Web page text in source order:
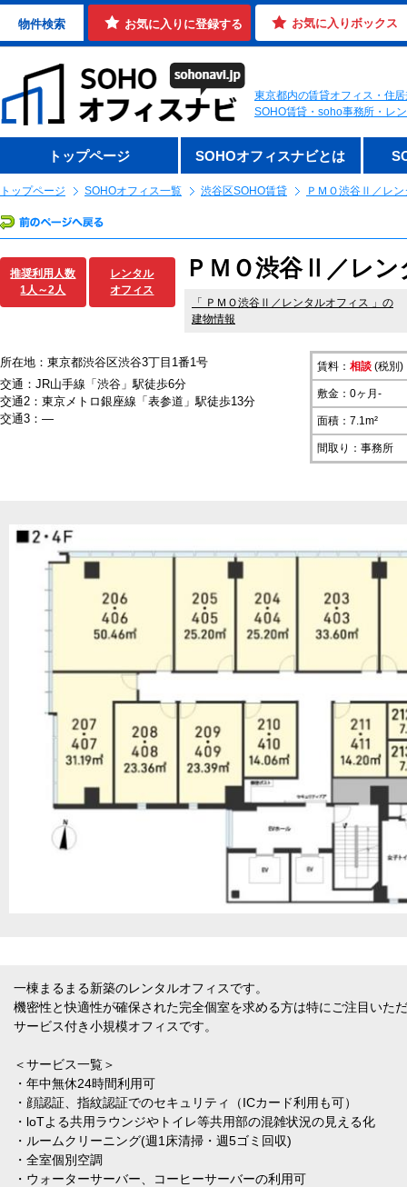
物件検索 お気に入りに登録する お気に入りボックス
東京都内の賃貸オフィス・住
SOHO賃貸・soho事務所・レ
トップページ SOHOオフィスナビとは
トップページ SOHOオフィス一覧 渋谷区SOHO賃貸 ＰＭＯ渋谷Ⅱ／レン
推奨利用人数
1人～2人
レンタル
オフィス
ＰＭＯ渋谷Ⅱ／レ
「 ＰＭＯ渋谷Ⅱ／レンタルオフィス 」の
建物情報
所在地：東京都渋谷区渋谷3丁目1番1号
交通：JR山手線「渋谷」駅徒歩6分
交通2：東京メトロ銀座線「表参道」駅徒歩13分
交通3：―
賃料： 相談 (税別)
敷金：0ヶ月-
面積：7.1m²
間取り：事務所
一棟まるまる新築のレンタルオフィスです。
機密性と快適性が確保された完全個室を求める方は特にご注目いた
サービス付き小規模オフィスです。
＜サービス一覧＞
・年中無休24時間利用可
・顔認証、指紋認証でのセキュリティ（ICカード利用も可）
・loTよる共用ラウンジやトイレ等共用部の混雑状況の見える化
・ルームクリーニング(週1床清掃・週5ゴミ回収)
・全室個別空調
・ウォーターサーバー、コーヒーサーバーの利用可